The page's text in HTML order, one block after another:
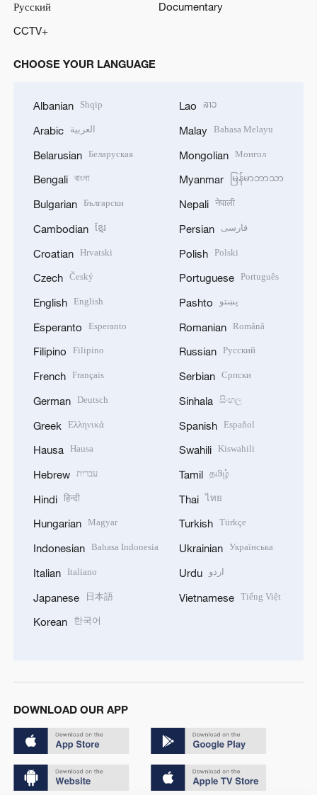
Русский
Documentary
CCTV+
CHOOSE YOUR LANGUAGE
Albanian Shqip
Arabic العربية
Belarusian Беларуская
Bengali বাংলা
Bulgarian Български
Cambodian ខ្មែរ
Croatian Hrvatski
Czech Český
English English
Esperanto Esperanto
Filipino Filipino
French Français
German Deutsch
Greek Ελληνικά
Hausa Hausa
Hebrew עברית
Hindi हिन्दी
Hungarian Magyar
Indonesian Bahasa Indonesia
Italian Italiano
Japanese 日本語
Korean 한국어
Lao ລາວ
Malay Bahasa Melayu
Mongolian Монгол
Myanmar မြန်မာဘာသာ
Nepali नेपाली
Persian فارسی
Polish Polski
Portuguese Português
Pashto پښتو
Romanian Română
Russian Русский
Serbian Српски
Sinhala සිංහල
Spanish Español
Swahili Kiswahili
Tamil தமிழ்
Thai ไทย
Turkish Türkçe
Ukrainian Українська
Urdu اردو
Vietnamese Tiếng Việt
DOWNLOAD OUR APP